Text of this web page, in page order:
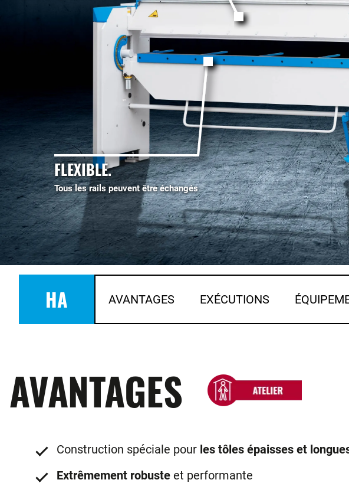
FLEXIBLE.
Tous les rails peuvent être échangés
HA AVANTAGES EXÉCUTIONS
AVANTAGES
Construction spéciale pour les tôles épaisses et
Extrêmement robuste et performante